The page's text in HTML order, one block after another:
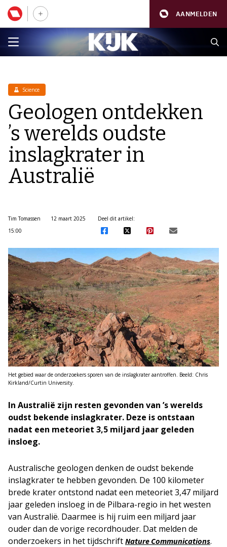
AANMELDEN
Science
Geologen ontdekken
’s werelds oudste
inslagkrater in
Australië
Tim Tomassen
12 maart 2025
15:00
Deel dit artikel:
Het gebied waar de onderzoekers sporen van de inslagkrater aantroffen. Beeld: Chris
Kirkland/Curtin University.
In Australië zijn resten gevonden van ’s werelds
oudst bekende inslagkrater. Deze is ontstaan
nadat een meteoriet 3,5 miljard jaar geleden
insloeg.
Australische geologen denken de oudst bekende
inslagkrater te hebben gevonden. De 100 kilometer
brede krater ontstond nadat een meteoriet 3,47 miljard
jaar geleden insloeg in de Pilbara-regio in het westen
van Australië. Daarmee is hij ruim een miljard jaar
ouder dan de vorige recordhouder. Dat melden de
onderzoekers in het tijdschrift Nature Communications.